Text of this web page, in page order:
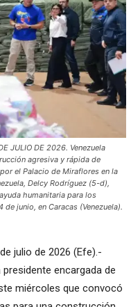
JULIO DE 2026. Venezuela
agresiva y rápida de
el Palacio de Miraflores en la
Delcy Rodríguez (5-d),
humanitaria para los
junio, en Caracas (Venezuela).
julio de 2026 (Efe).-
presidente encargada de
miércoles que convocó